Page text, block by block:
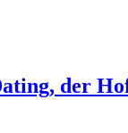
der